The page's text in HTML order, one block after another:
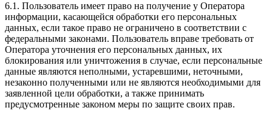
6.1. Пользователь имеет право на получение у Оператора
информации, касающейся обработки его персональных
данных, если такое право не ограничено в соответствии с
федеральными законами. Пользователь вправе требовать от
Оператора уточнения его персональных данных, их
блокирования или уничтожения в случае, если персональные
данные являются неполными, устаревшими, неточными,
незаконно полученными или не являются необходимыми для
заявленной цели обработки, а также принимать
предусмотренные законом меры по защите своих прав.